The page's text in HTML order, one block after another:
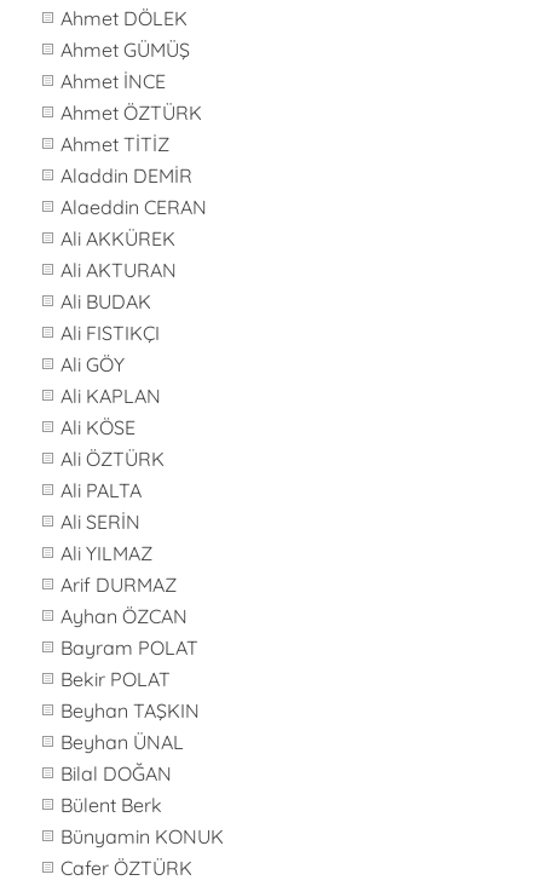
Ahmet DÖLEK
Ahmet GÜMÜŞ
Ahmet İNCE
Ahmet ÖZTÜRK
Ahmet TİTİZ
Aladdin DEMİR
Alaeddin CERAN
Ali AKKÜREK
Ali AKTURAN
Ali BUDAK
Ali FISTIKÇI
Ali GÖY
Ali KAPLAN
Ali KÖSE
Ali ÖZTÜRK
Ali PALTA
Ali SERİN
Ali YILMAZ
Arif DURMAZ
Ayhan ÖZCAN
Bayram POLAT
Bekir POLAT
Beyhan TAŞKIN
Beyhan ÜNAL
Bilal DOĞAN
Bülent Berk
Bünyamin KONUK
Cafer ÖZTÜRK